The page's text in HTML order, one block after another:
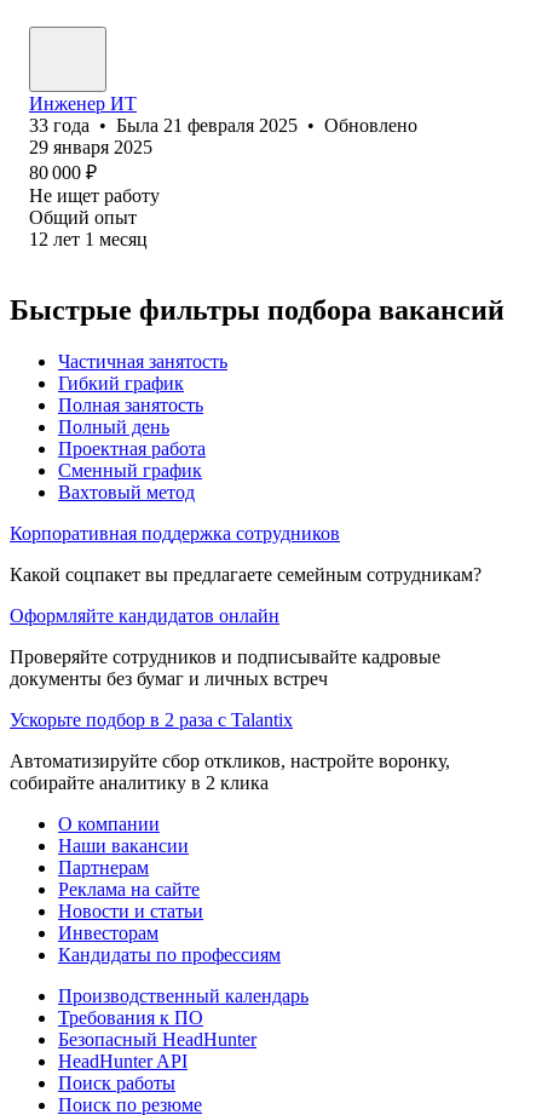
Инженер ИТ
33 года • Была 21 февраля 2025 • Обновлено
29 января 2025
80 000 ₽
Не ищет работу
Общий опыт
12 лет 1 месяц
Быстрые фильтры подбора вакансий
Частичная занятость
Гибкий график
Полная занятость
Полный день
Проектная работа
Сменный график
Вахтовый метод
Корпоративная поддержка сотрудников
Какой соцпакет вы предлагаете семейным сотрудникам?
Оформляйте кандидатов онлайн
Проверяйте сотрудников и подписывайте кадровые
документы без бумаг и личных встреч
Ускорьте подбор в 2 раза с Talantix
Автоматизируйте сбор откликов, настройте воронку,
собирайте аналитику в 2 клика
О компании
Наши вакансии
Партнерам
Реклама на сайте
Новости и статьи
Инвесторам
Кандидаты по профессиям
Производственный календарь
Требования к ПО
Безопасный HeadHunter
HeadHunter API
Поиск работы
Поиск по резюме